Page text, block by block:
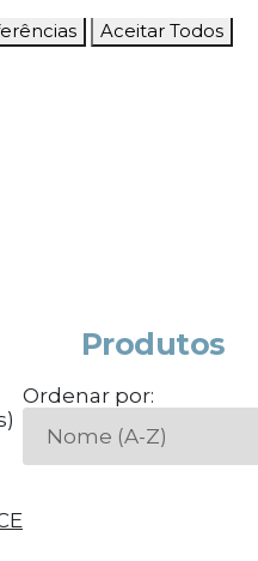
Aceitar Todos
Produtos
Ordenar por: